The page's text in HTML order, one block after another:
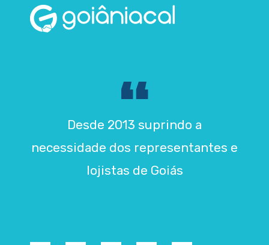
Desde 2013 suprindo a
necessidade dos representantes e
lojistas de Goiás